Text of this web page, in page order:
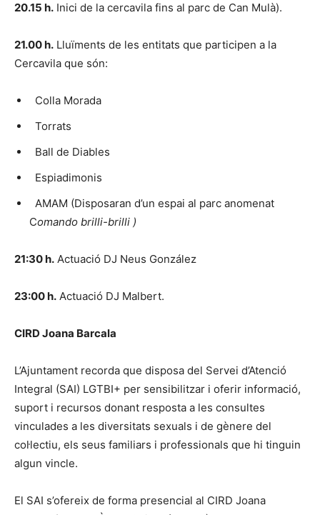
20.15 h. Inici de la cercavila fins al parc de Can Mulà).
21.00 h. Lluïments de les entitats que participen a la
Cercavila que són:
Colla Morada
Torrats
Ball de Diables
Espiadimonis
AMAM (Disposaran d’un espai al parc anomenat
Comando brilli-brilli )
21:30 h. Actuació DJ Neus González
23:00 h. Actuació DJ Malbert.
CIRD Joana Barcala
L’Ajuntament recorda que disposa del Servei d’Atenció
Integral (SAI) LGTBI+ per sensibilitzar i oferir informació,
suport i recursos donant resposta a les consultes
vinculades a les diversitats sexuals i de gènere del
col·lectiu, els seus familiars i professionals que hi tinguin
algun vincle.
El SAI s’ofereix de forma presencial al CIRD Joana